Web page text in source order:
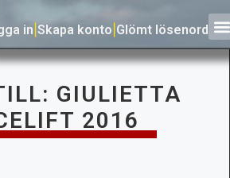
in Skapa konto Glömt lösenord
GIULIETTA
2016